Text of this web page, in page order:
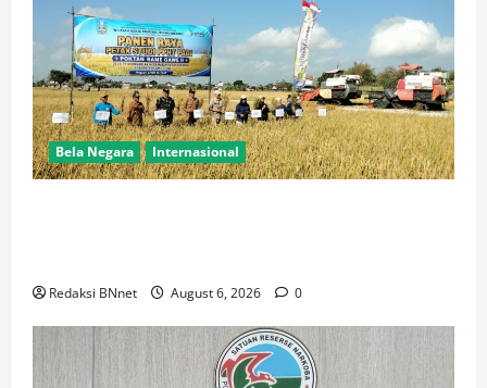
Bela Negara Internasional
Redaksi BNnet August 6, 2026 0